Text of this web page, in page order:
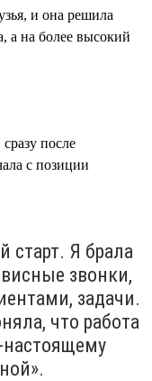
и она решила
а на более высокий
после
с позиции
старт. Я брала
звонки,
задачи.
что работа